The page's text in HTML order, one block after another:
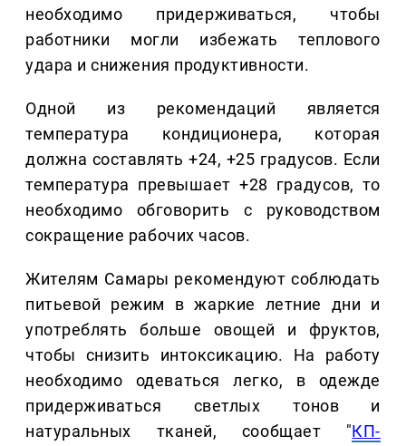
необходимо придерживаться, чтобы
работники могли избежать теплового
удара и снижения продуктивности.
Одной из рекомендаций является
температура кондиционера, которая
должна составлять +24, +25 градусов. Если
температура превышает +28 градусов, то
необходимо обговорить с руководством
сокращение рабочих часов.
Жителям Самары рекомендуют соблюдать
питьевой режим в жаркие летние дни и
употреблять больше овощей и фруктов,
чтобы снизить интоксикацию. На работу
необходимо одеваться легко, в одежде
придерживаться светлых тонов и
натуральных тканей, сообщает "КП-